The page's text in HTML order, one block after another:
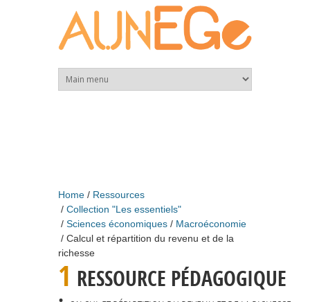
Home
Ressources
Collection "Les essentiels"
Sciences économiques
Macroéconomie
Calcul et répartition du revenu et de la
richesse
1 RESSOURCE PÉDAGOGIQUE